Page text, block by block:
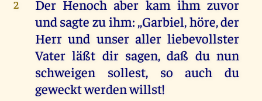
2
Der Henoch aber kam ihm zuvor
und sagte zu ihm: ,,Garbiel, höre, der
Herr und unser aller liebevollster
Vater läßt dir sagen, daß du nun
schweigen sollest, so auch du
geweckt werden willst!